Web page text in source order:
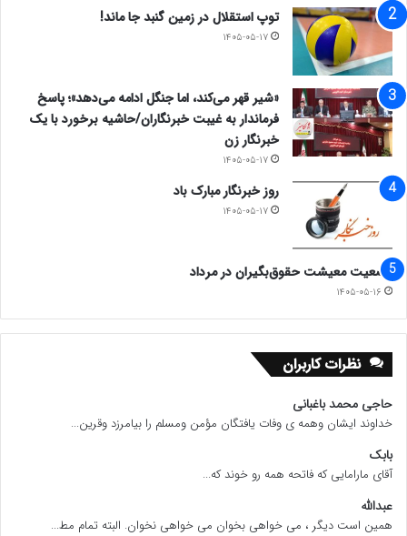
توپ استقلال در زمین گنبد جا ماند!
۱۴۰۵-۰۵-۱۷
«شیر قهر می‌کند، اما جنگل ادامه می‌دهد»؛ پاسخ
فرماندار به غیبت خبرنگاران/حاشیه برخورد با یک
خبرنگار زن
۱۴۰۵-۰۵-۱۷
روز خبرنگار مبارک باد
۱۴۰۵-۰۵-۱۷
وضعیت معیشت حقوق‌بگیران در مرداد
۱۴۰۵-۰۵-۱۶
نظرات کاربران
حاجی محمد باغبانی
خداوند ایشان وهمه ی وفات یافتگان مؤمن ومسلم را بیامرزد وقرین...
بابک
آقای مارامایی که فاتحه همه رو خوند که...
عبدالله
همین است دیگر ، می خواهی بخوان می خواهی نخوان. البته تمام مط...